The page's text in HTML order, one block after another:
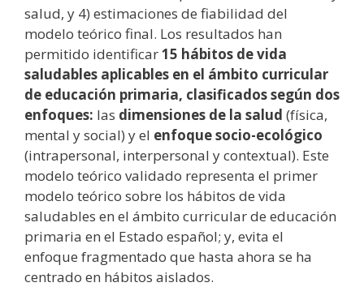
salud, y 4) estimaciones de fiabilidad del
modelo teórico final. Los resultados han
permitido identificar15 hábitos de vida
saludables aplicables en el ámbito curricular
de educación primaria, clasificados según dos
enfoques: las dimensiones de la salud (física,
mental y social) y el enfoque socio-ecológico
(intrapersonal, interpersonal y contextual). Este
modelo teórico validado representa el primer
modelo teórico sobre los hábitos de vida
saludables en el ámbito curricular de educación
primaria en el Estado español; y, evita el
enfoque fragmentado que hasta ahora se ha
centrado en hábitos aislados.